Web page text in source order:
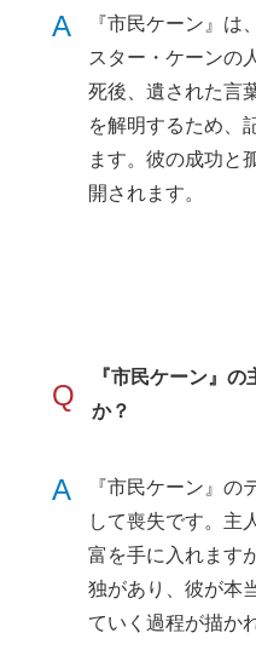
A
『市民ケーン』は
スター・ケーンの
死後、遺された言
を解明するため、
ます。彼の成功と
開されます。
Q
『市民ケーン』
か？
A
『市民ケーン』の
して喪失です。主
富を手に入れます
独があり、彼が本
ていく過程が描か